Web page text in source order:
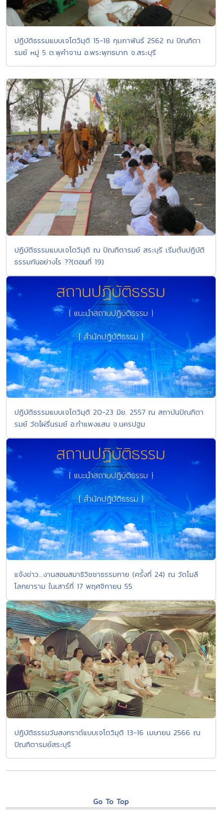
ปฏิบัติธรรมแบบเจโตวิมุติ 15-18 กุมภาพันธ์ 2562 ณ ปัณฑิตา
รมย์ หมู่ 5 ต.พุคำจาน อ.พระพุทธบาท จ.สระบุรี
ปฏิบัติธรรมแบบเจโตวิมุติ ณ ปัณฑิตารมย์ สระบุรี เริ่มต้นปฏิบัติ
ธรรมกันอย่างไร ??(ตอนที่ 19)
ปฏิบัติธรรมแบบเจโตวิมุติ 20-23 มิย. 2557 ณ สถาบันปัณฑิตา
รมย์ วัดไผ่รื่นรมย์ อ.กำแพงแสน จ.นครปฐม
แจ้งข่าว...งานสอนสมาธิวิชชาธรรมกาย (ครั้งที่ 24) ณ วัดโมลี
โลกยาราม ในเสาร์ที่ 17 พฤศจิกายน 55
ปฏิบัติธรรมวันสงกราต์แบบเจโตวิมุติ 13-16 เมษายน 2566 ณ
ปัณฑิตารมย์สระบุรี
Go To Top